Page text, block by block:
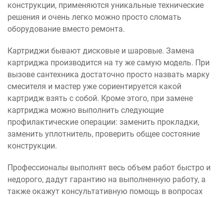
конструкции, применяются уникальные технические
решения и очень легко можно просто сломать
оборудование вместо ремонта.
Картриджи бывают дисковые и шаровые. Замена
картриджа производится на ту же самую модель. При
вызове сантехника достаточно просто назвать марку
смесителя и мастер уже сориентируется какой
картридж взять с собой. Кроме этого, при замене
картриджа можно выполнить следующие
профилактические операции: заменить прокладки,
заменить уплотнитель, проверить общее состояние
конструкции.
Профессионалы выполнят весь объем работ быстро и
недорого, дадут гарантию на выполненную работу, а
также окажут консультативную помощь в вопросах